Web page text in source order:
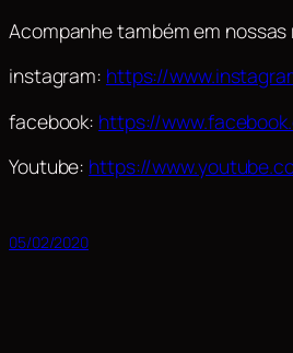
Acompanhe também em nossas
instagram: https://
facebook: https://
Youtube: https://
05/02/2020